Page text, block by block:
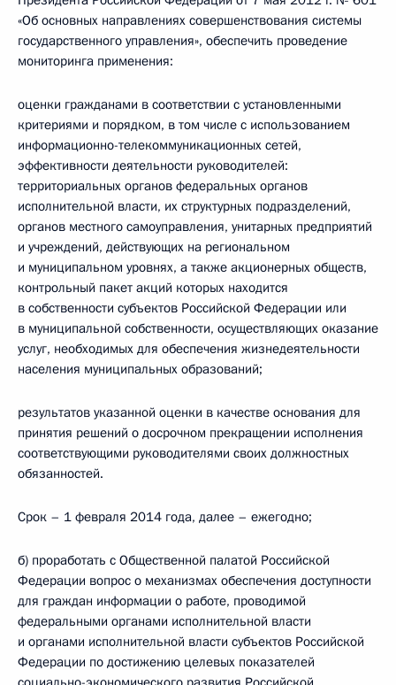
«Об основных направлениях совершенствования системы
государственного управления», обеспечить проведение
мониторинга применения:
оценки гражданами в соответствии с установленными
критериями и порядком, в том числе с использованием
информационно-телекоммуникационных сетей,
эффективности деятельности руководителей:
территориальных органов федеральных органов
исполнительной власти, их структурных подразделений,
органов местного самоуправления, унитарных предприятий
и учреждений, действующих на региональном
и муниципальном уровнях, а также акционерных обществ,
контрольный пакет акций которых находится
в собственности субъектов Российской Федерации или
в муниципальной собственности, осуществляющих оказание
услуг, необходимых для обеспечения жизнедеятельности
населения муниципальных образований;
результатов указанной оценки в качестве основания для
принятия решений о досрочном прекращении исполнения
соответствующими руководителями своих должностных
обязанностей.
Срок – 1 февраля 2014 года, далее – ежегодно;
б) проработать с Общественной палатой Российской
Федерации вопрос о механизмах обеспечения доступности
для граждан информации о работе, проводимой
федеральными органами исполнительной власти
и органами исполнительной власти субъектов Российской
Федерации по достижению целевых показателей